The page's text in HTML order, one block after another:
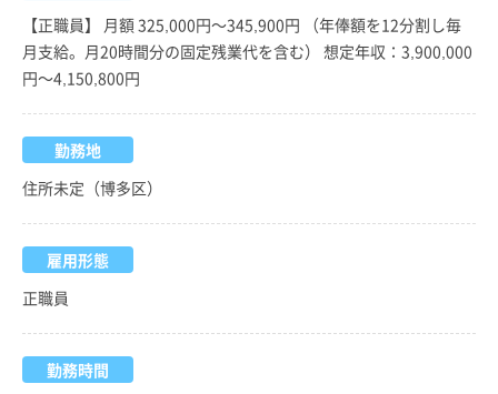
【正職員】 月額 325,000円～345,900円 （年俸額を12分割し毎
月支給。月20時間分の固定残業代を含む） 想定年収：3,900,000
円～4,150,800円
勤務地
住所未定（博多区）
雇用形態
正職員
勤務時間